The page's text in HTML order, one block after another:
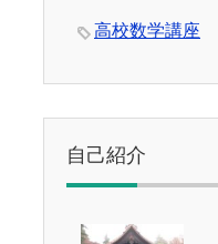
高校数学講座
自己紹介